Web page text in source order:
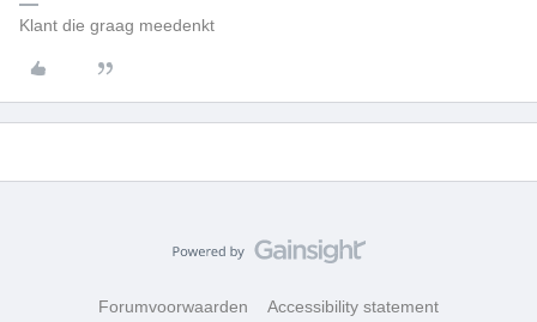
Klant die graag meedenkt
Forumvoorwaarden Accessibility statement